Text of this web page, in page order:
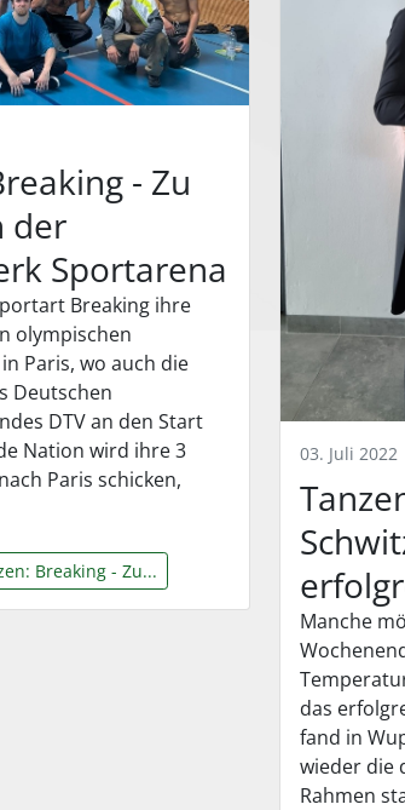
- Zu
der
Sportarena
Breaking ihre
olympischen
Paris, wo auch die
Deutschen
DTV an den Start
Nation wird ihre 3
Paris schicken,
Breaking - Zu...
03. Juli 2022
Manche
das
fand in
wieder die
Rahmen